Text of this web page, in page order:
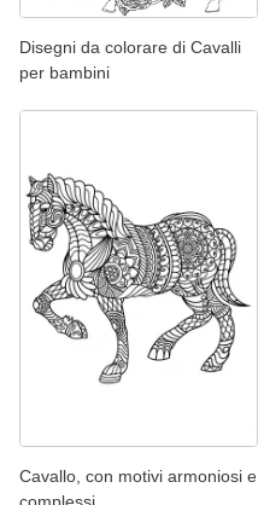
Disegni da colorare di Cavalli
per bambini
Cavallo, con motivi armoniosi e